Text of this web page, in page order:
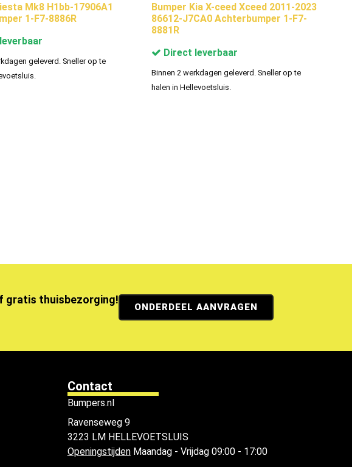
Mk8 H1bb-17906A1
1-F7-8886R
geleverd. Sneller op te
Bumper Kia X-ceed Xceed 2011-2023
86612-J7CA0 Achterbumper 1-F7-
8881R
Direct leverbaar
Binnen 2 werkdagen geleverd. Sneller op te
halen in Hellevoetsluis.
gratis thuisbezorging!
ONDERDEEL AANVRAGEN
Contact
Bumpers.nl
Ravenseweg 9
3223 LM HELLEVOETSLUIS
OpeningstijdenMaandag - Vrijdag 09:00 - 17:00